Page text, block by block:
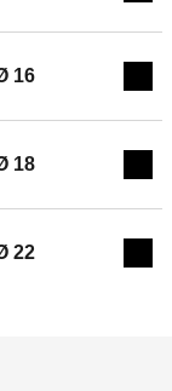
16
18
22